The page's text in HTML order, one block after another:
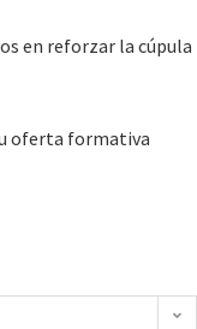
en reforzar la cúpula
oferta formativa